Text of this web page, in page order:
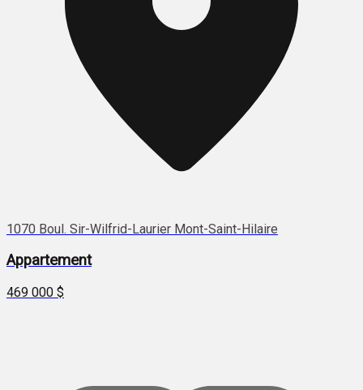
1070 Boul. Sir-Wilfrid-Laurier Mont-Saint-Hilaire
Appartement
469 000 $